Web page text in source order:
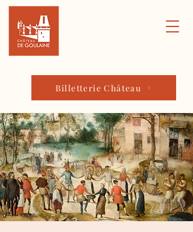
Billetterie Château